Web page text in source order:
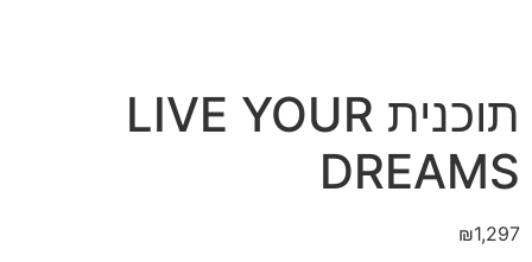
תוכנית LIVE YOUR
DREAMS
₪1,297